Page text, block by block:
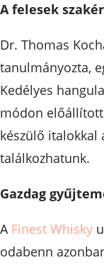
A felesek
Dr. Thomas
tanulmányozta,
Kedélyes
módon
készülő italokkal
találkozhatunk.
Gazdag
A Finest Whisky
odabenn